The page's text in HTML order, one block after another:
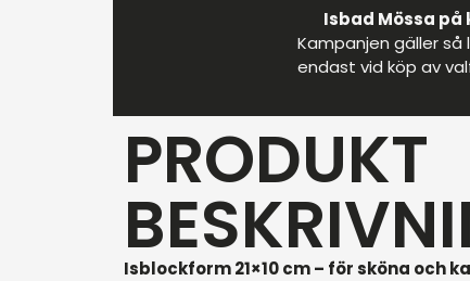
Isbad Mössa på
Kampanjen gäller
endast vid köp av
PRODUKT
Isblockform 21×10 cm – för sköna och